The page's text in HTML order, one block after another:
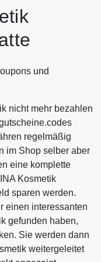
und
nicht mehr bezahlen
regelmäßig
im Shop selber aber
eine komplette
Kosmetik
sparen werden.
einen interessanten
gefunden haben,
Sie werden dann
weitergeleitet